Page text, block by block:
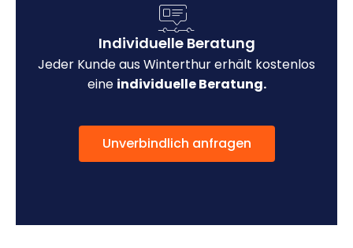
Individuelle Beratung
Jeder Kunde aus Winterthur erhält kostenlos
eine individuelle Beratung.
Unverbindlich anfragen